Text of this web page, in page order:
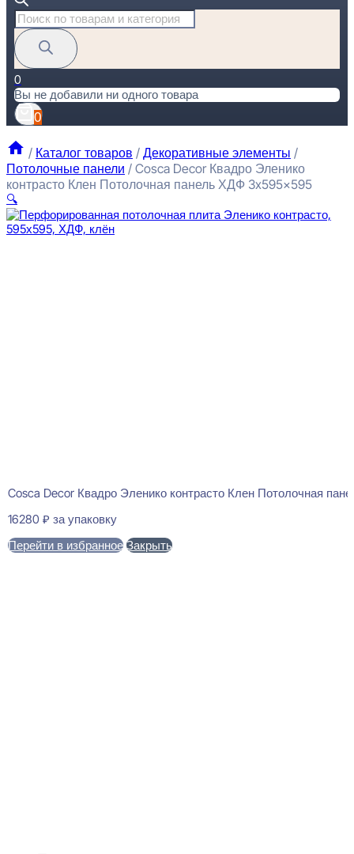
Поиск
товаров
0
Вы не добавили ни одного товара
0
/ Каталог товаров / Декоративные элементы /
Потолочные панели / Cosca Decor Квадро Эленико
контрасто Клен Потолочная панель ХДФ 3x595x595
🔍
Cosca Decor Квадро Эленико контрасто Клен Потолочная
16280 ₽ за упаковку
Перейти в избранное Закрыть